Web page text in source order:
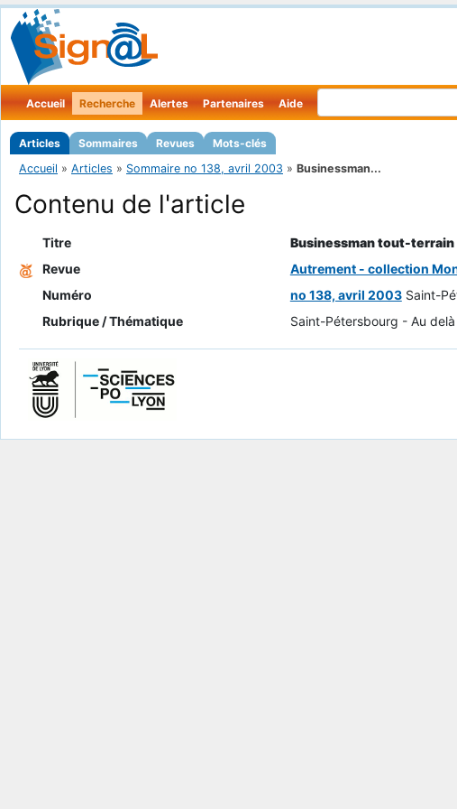
Accueil Recherche
Articles Sommaires Revues Mots-clés
Alertes Partenaires Aide
Accueil » Articles » Sommaire no 138, avril 2003 » Businessman...
Contenu de l'article
Titre
Businessman tout-terrain
Revue
Autrement - collection
Numéro
no 138, avril 2003 Saint-
Rubrique / Thématique
Saint-Pétersbourg - Au